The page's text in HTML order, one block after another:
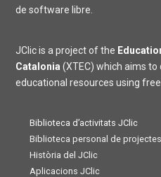
de software libre.
JClic is a project of the
Catalonia (XTEC) which aims
educational resources using
Biblioteca d’activitats JClic
Biblioteca personal de projectes
Història del JClic
Aplicacions JClic